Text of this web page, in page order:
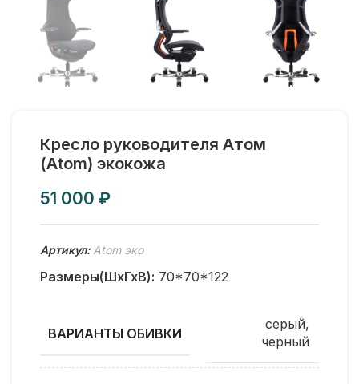
Кресло руководителя Атом
(Atom) экокожа
₽
Артикул: Atom эко
Размеры(ШхГхВ): 70*70*122
ВАРИАНТЫ ОБИВКИ
серый,
черный